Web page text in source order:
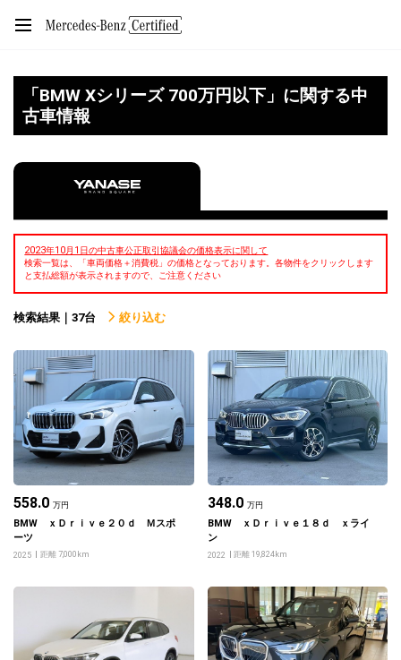
「BMW Xシリーズ 700万円以下」に関する中
古車情報
2023年10月1日の中古車公正取引協議会の価格表示に関して
検索一覧は、「車両価格＋消費税」の価格となっております。各物件をクリックします
と支払総額が表示されますので、ご注意ください
検索結果｜37台 絞り込む
558.0 万円
BMW ｘＤｒｉｖｅ２０ｄ Ｍスポ
ーツ
2025 距離 7,000km
348.0 万円
BMW ｘＤｒｉｖｅ１８ｄ ｘライ
ン
2022 距離 19,824km